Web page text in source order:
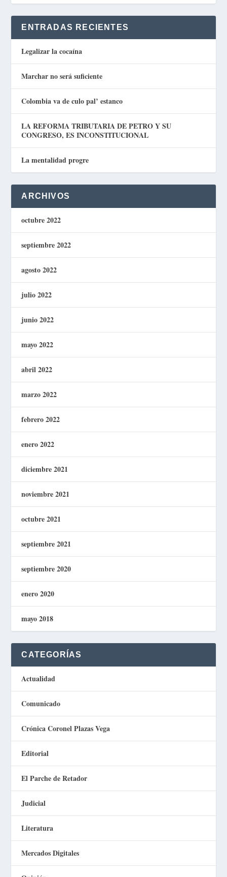
ENTRADAS RECIENTES
Legalizar la cocaína
Marchar no será suficiente
Colombia va de culo pal’ estanco
LA REFORMA TRIBUTARIA DE PETRO Y SU
CONGRESO, ES INCONSTITUCIONAL
La mentalidad progre
ARCHIVOS
octubre 2022
septiembre 2022
agosto 2022
julio 2022
junio 2022
mayo 2022
abril 2022
marzo 2022
febrero 2022
enero 2022
diciembre 2021
noviembre 2021
octubre 2021
septiembre 2021
septiembre 2020
enero 2020
mayo 2018
CATEGORÍAS
Actualidad
Comunicado
Crónica Coronel Plazas Vega
Editorial
El Parche de Retador
Judicial
Literatura
Mercados Digitales